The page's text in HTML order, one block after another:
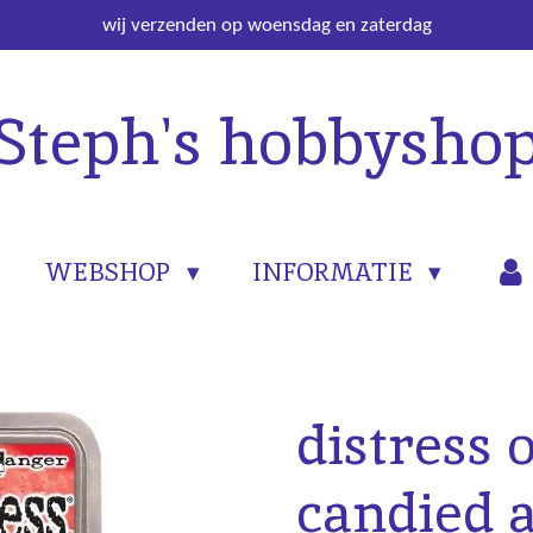
wij verzenden op woensdag en zaterdag
WEBSHOP INFORMATIE
distress
candied